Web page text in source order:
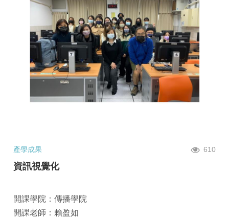
產學成果 610
資訊視覺化
開課學院：傳播學院
開課老師：賴盈如